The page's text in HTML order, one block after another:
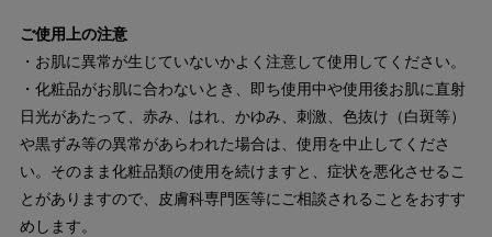
ご使用上の注意
・お肌に異常が生じていないかよく注意して使用してください。
・化粧品がお肌に合わないとき、即ち使用中や使用後お肌に直射
日光があたって、赤み、はれ、かゆみ、刺激、色抜け（白斑等）
や黒ずみ等の異常があらわれた場合は、使用を中止してくださ
い。そのまま化粧品類の使用を続けますと、症状を悪化させるこ
とがありますので、皮膚科専門医等にご相談されることをおすす
めします。